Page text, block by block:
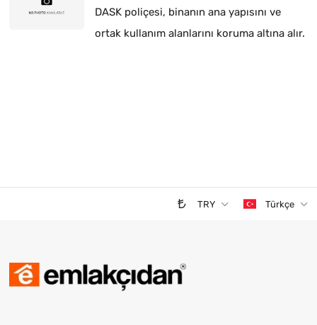
DASK poliçesi, binanın ana yapısını ve
ortak kullanım alanlarını koruma altına alır.
TRY Türkçe